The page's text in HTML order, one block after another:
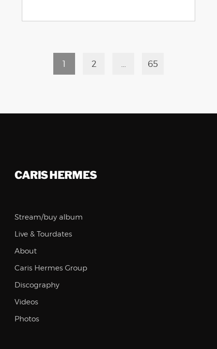
1 2 65
CARIS HERMES
Stream/buy album
Live & Tourdates
About
Caris Hermes Group
Discography
Videos
Photos